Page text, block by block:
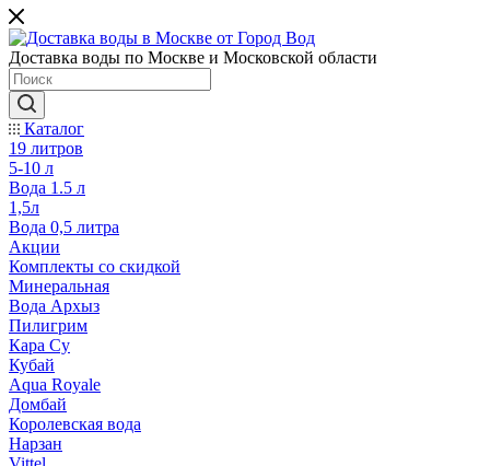
Доставка воды по Москве и Московской области
Каталог
19 литров
5-10 л
Вода 1.5 л
1,5л
Вода 0,5 литра
Акции
Комплекты со скидкой
Минеральная
Вода Архыз
Пилигрим
Кара Су
Кубай
Aqua Royale
Домбай
Королевская вода
Нарзан